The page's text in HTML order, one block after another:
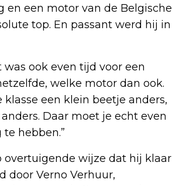
en een motor van de Belgische
top. En passant werd hij in
was ook even tijd voor een
welke motor dan ook.
een klein beetje anders,
Daar moet je echt even
hebben.”
overtuigende wijze dat hij klaar
door Verno Verhuur,